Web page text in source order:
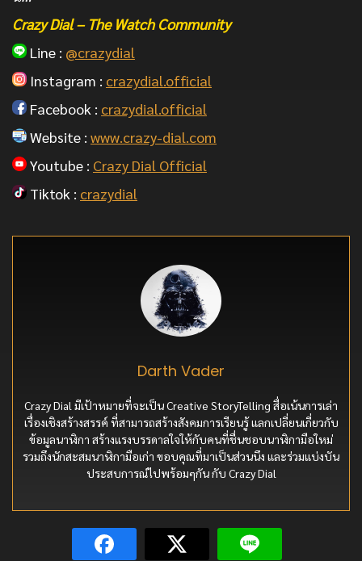
Crazy Dial – The Watch Community
Line : @crazydial
Instagram : crazydial.official
Facebook : crazydial.official
Website : www.crazy-dial.com
Youtube : Crazy Dial Official
Tiktok : crazydial
Darth Vader
Crazy Dial มีเป้าหมายที่จะเป็น Creative StoryTelling สื่อเน้นการเล่า
เรื่องเชิงสร้างสรรค์ ที่สามารถสร้างสังคมการเรียนรู้ แลกเปลี่ยนเกี่ยวกับ
ข้อมูลนาฬิกา สร้างแรงบรรดาลใจให้กับคนที่ชื่นชอบนาฬิกามือใหม่
รวมถึงนักสะสมนาฬิกามือเก่า ขอบคุณที่มาเป็นส่วนนึง และร่วมแบ่งบัน
ประสบการณ์ไปพร้อมๆกัน กับ Crazy Dial